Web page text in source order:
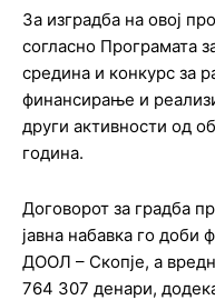
За изградба на овој
согласно Програмата
средина и конкурс за
финансирање и
други активности од
година.
Договорот за градба
јавна набавка го
ДООЛ – Скопје, а
764 307 денари,